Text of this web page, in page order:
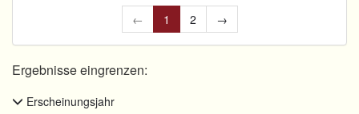
← 1 2 →
Ergebnisse eingrenzen:
Erscheinungsjahr